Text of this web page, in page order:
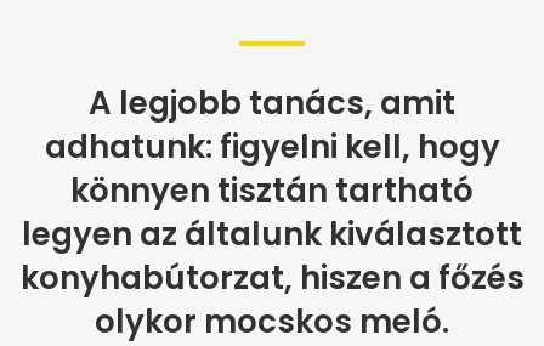
A legjobb tanács, amit
adhatunk: figyelni kell, hogy
könnyen tisztán tartható
legyen az általunk kiválasztott
konyhabútorzat, hiszen a főzés
olykor mocskos meló.